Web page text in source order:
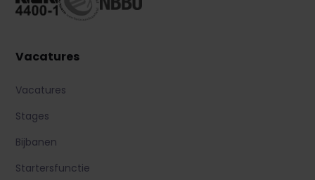
Vacatures
Vacatures
Stages
Bijbanen
Startersfunctie